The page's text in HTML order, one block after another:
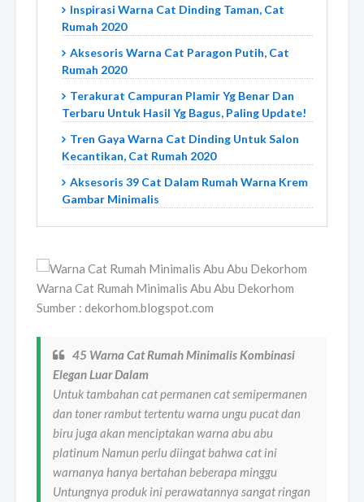
Inspirasi Warna Cat Dinding Taman, Cat
Rumah 2020
Aksesoris Warna Cat Paragon Putih, Cat
Rumah 2020
Terakurat Campuran Plamir Yg Benar Dan
Terbaru Untuk Hasil Yg Bagus, Paling Update!
Tren Gaya Warna Cat Dinding Untuk Salon
Kecantikan, Cat Rumah 2020
Aksesoris 39 Cat Dalam Rumah Warna Krem
Gambar Minimalis
Warna Cat Rumah Minimalis Abu Abu Dekorhom
Sumber : dekorhom.blogspot.com
45 Warna Cat Rumah Minimalis Kombinasi
Elegan Luar Dalam
Untuk tambahan cat permanen cat semipermanen
dan toner rambut tertentu warna ungu pucat dan
biru juga akan menciptakan warna abu abu
platinum Namun perlu diingat bahwa cat ini
warnanya hanya bertahan beberapa minggu
Untungnya produk ini perawatannya sangat ringan